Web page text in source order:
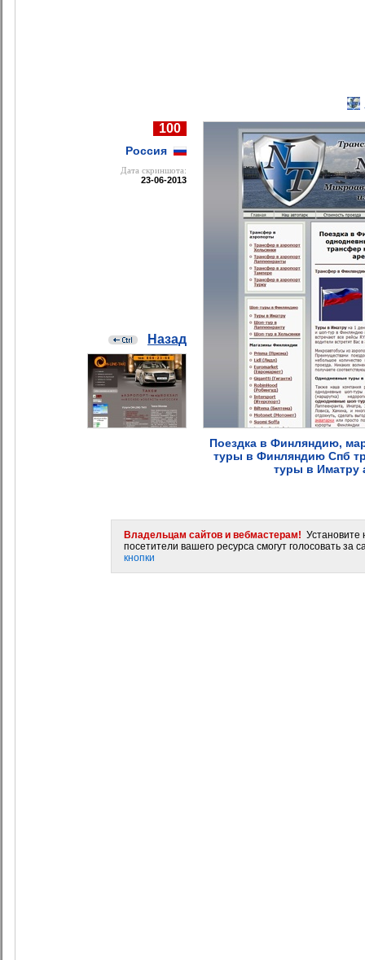
100
Россия
Дата cкриншота:
23-06-2013
Назад
Поездка в Финляндию,
туры в Финляндию Спб
туры в Иматру
Владельцам сайтов и вебмастерам! Установите
посетители вашего ресурса смогут голосовать за
кнопки